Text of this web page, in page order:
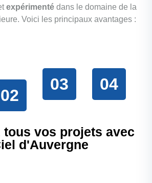
expérimentédans le domaine de la
Voici les principaux avantages :
02
03 04
tous vos projets avec
d'Auvergne